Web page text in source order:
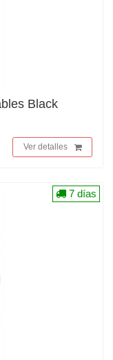
Black
Ver detalles
7 días